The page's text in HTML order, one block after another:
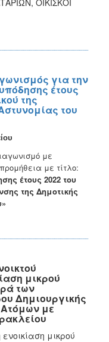
για την
έτους
της
του
με
με τίτλο:
έτους 2022 του
της Δημοτικής
μικρού
των
Δημιουργικής
με
μικρού